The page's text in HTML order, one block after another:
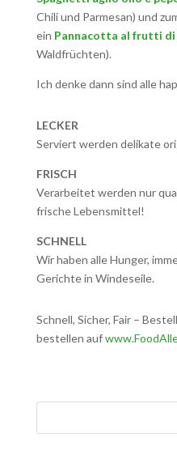
Chili und Parmesan) und
ein Pannacotta al frutti di
Waldfrüchten).
Ich denke dann sind alle
LECKER
Serviert werden delikate
FRISCH
Verarbeitet werden nur
frische Lebensmittel!
SCHNELL
Wir haben alle Hunger,
Gerichte in Windeseile.
Schnell, Sicher, Fair –
bestellen auf